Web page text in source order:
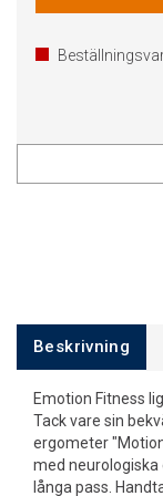
Beskrivning
Emotion Fitness
Tack vare sin
ergometer
med
långa pass.